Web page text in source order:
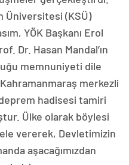
Üniversitesi (KSÜ)
YÖK Başkanı Erol
Dr. Hasan Mandal’ın
memnuniyeti dile
merkezli
hadisesi tamiri
Ülke olarak böylesi
vererek, Devletimizin
aşacağımızdan